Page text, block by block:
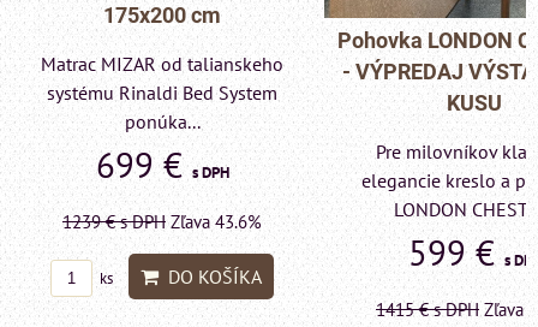
175x200 cm
Matrac MIZAR od talianskeho
systému Rinaldi Bed System
ponúka...
699 €s DPH
1239 €s DPH Zľava 43.6%
ks DO KOŠÍKA
Pohovka LONDON
- VÝPREDAJ
KUSU
Pre milovníkov
elegancie kreslo a
LONDON
599 €s
1415 €s DPH Zľava